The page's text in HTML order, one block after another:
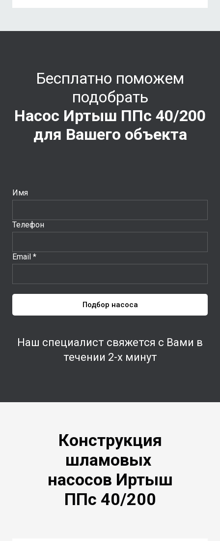
Бесплатно поможем
подобрать
Насос Иртыш ППс 40/200
для Вашего объекта
Имя
Телефон
Email *
Подбор насоса
Наш специалист свяжется с Вами в
течении 2-х минут
Конструкция
шламовых
насосов Иртыш
ППс 40/200